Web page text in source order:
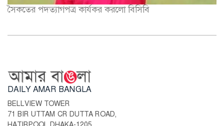
সৈকতের পদত্যাগপত্র কার্যকর করলো বিসিবি
DAILY AMAR BANGLA
BELLVIEW TOWER
71 BIR UTTAM CR DUTTA ROAD,